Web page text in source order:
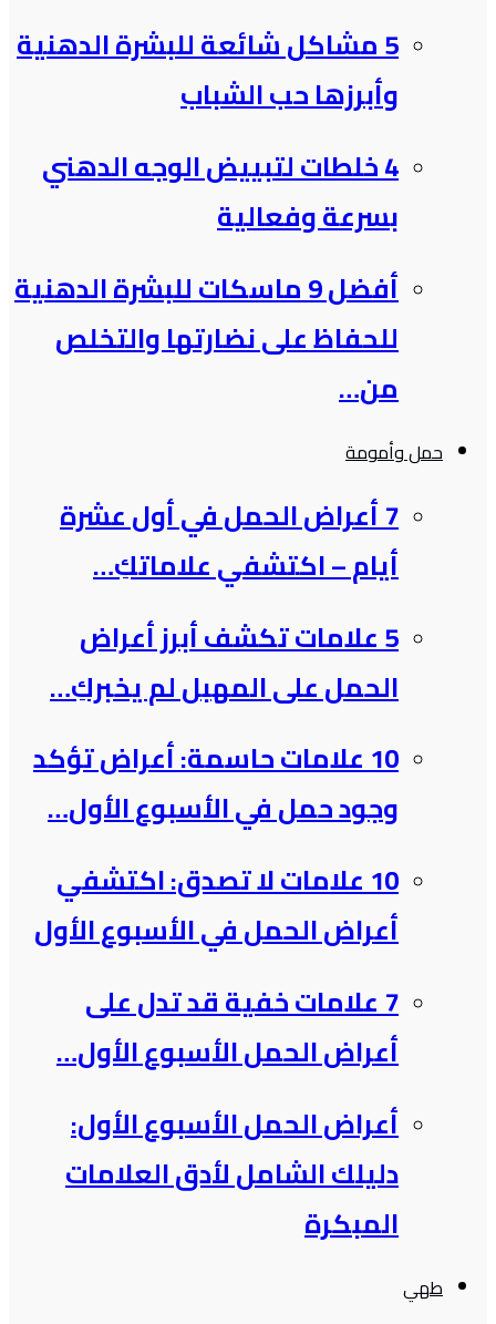
5 مشاكل شائعة للبشرة الدهنية
وأبرزها حب الشباب
4 خلطات لتبييض الوجه الدهني
بسرعة وفعالية
أفضل 9 ماسكات للبشرة الدهنية
للحفاظ على نضارتها والتخلص
من…
حمل وأمومة
7 أعراض الحمل في أول عشرة
أيام – اكتشفي علاماتكِ…
5 علامات تكشف أبرز أعراض
الحمل على المهبل لم يخبركِ…
10 علامات حاسمة: أعراض تؤكد
وجود حمل في الأسبوع الأول…
10 علامات لا تصدق: اكتشفي
أعراض الحمل في الأسبوع الأول
7 علامات خفية قد تدل على
أعراض الحمل الأسبوع الأول…
أعراض الحمل الأسبوع الأول:
دليلك الشامل لأدق العلامات
المبكرة
طهي